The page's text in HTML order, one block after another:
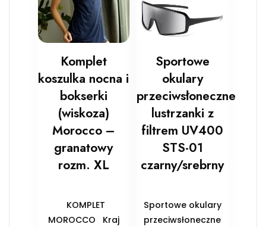
Komplet
koszulka nocna i
bokserki
(wiskoza)
Morocco –
granatowy
rozm. XL
KOMPLET
MOROCCO Kraj
Sportowe
okulary
przeciwsłoneczne
lustrzanki z
filtrem UV400
STS-01
czarny/srebrny
Sportowe okulary
przeciwsłoneczne